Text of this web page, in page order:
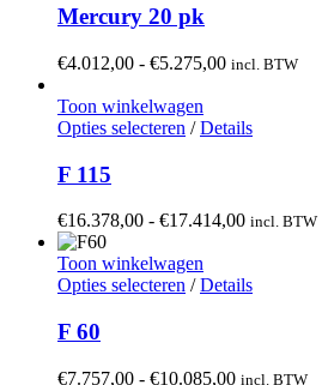
heeft
variaties.
Deze
optie
kan
gekozen
productpagina
Mercury 20 pk
€4.012,00 - €5.275,00Prijsklasse:
€5.275,00
incl. BTW
Toon winkelwagen
Opties selecteren Dit
variaties.
Deze
optie
kan
gekozen
/ Details
F 115
€16.378,00 - €17.414,00Prijsklasse:
€17.414,00
incl. BTW
Toon winkelwagen
Opties selecteren Dit
variaties.
/ Details
F 60
€7.757,00 - €10.085,00Prijsklasse:
incl. BTW